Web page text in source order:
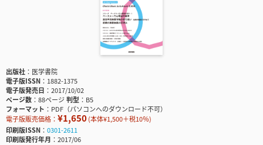
出版社
医学書院
電子版ISSN
1882-1375
電子版発売日
2017/10/02
ページ数
88ページ判型
B5
フォーマット
PDF（パソコンへのダウンロード不可）
電子版販売価格： ¥1,650(本体¥1,500＋税10％)
印刷版ISSN
0301-2611
印刷版発行年月
2017/06